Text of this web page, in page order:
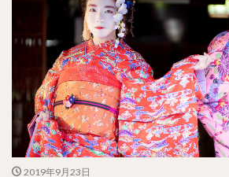
2019年9月23日